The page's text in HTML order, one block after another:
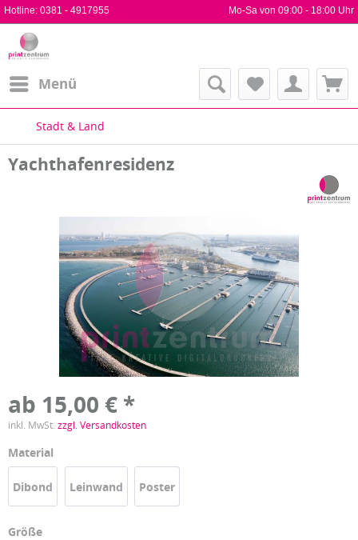
Hotline: 0381 - 4917955 Mo-Sa von 09:00 - 18:00 Uhr
Menü
Stadt & Land
Yachthafenresidenz
ab 15,00 € *
inkl. MwSt. zzgl. Versandkosten
Material
Dibond Leinwand Poster
Größe